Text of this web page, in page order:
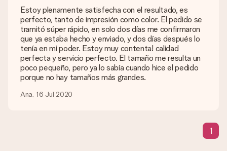
Al hacer clic en 'Tarjeta gratis' en la cesta de la compra,
puedes agregar la tarjeta gratuita a tu regalo. Puedes poner
un mensaje personal en esta tarjeta para que el destinatario
sepa exactamente a quién agradecer por esta hermosa
sorpresa.
¿Está envuelto mi regalo?
Actualmente, no tenemos (aún) un servicio de envoltura de
regalos para envolver tu presente. Los regalos se envían en
una caja decorada con motivos de fiesta. Así, tu obsequio
Estoy plenamente satisfecha con el resultado, es
perfecto, tanto de impresión como color. El pedido se
tramitó súper rápido, en solo dos días me confirmaron
que ya estaba hecho y enviado, y dos días después lo
tenía en mi poder. Estoy muy contenta! calidad
perfecta y servicio perfecto. El tamaño me resulta un
poco pequeño, pero ya lo sabía cuando hice el pedido
porque no hay tamaños más grandes.
Ana, 16 Jul 2020
1